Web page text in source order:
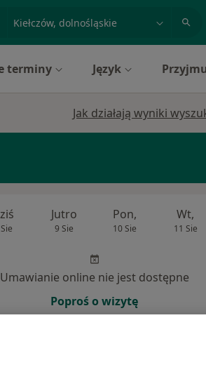
miasto lub dzielnica
terminy Język
Jak działają wyniki
Jutro
9 Sie
Pon,
10 Sie
Wt,
11 Sie
Umawianie online nie jest dostępne
Poproś o wizytę